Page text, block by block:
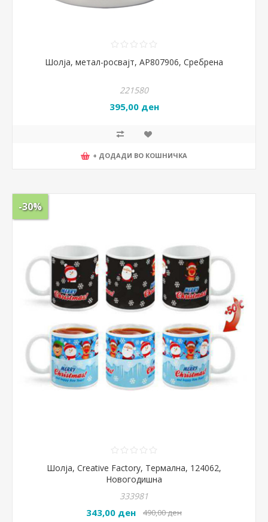
Шолја, метал-росвајт, AP807906, Сребрена
221580
395,00 ден
+ ДОДАДИ ВО КОШНИЧКА
-30%
Шолја, Creative Factory, Термална, 124062,
Новогодишна
333981
343,00 ден 490,00 ден